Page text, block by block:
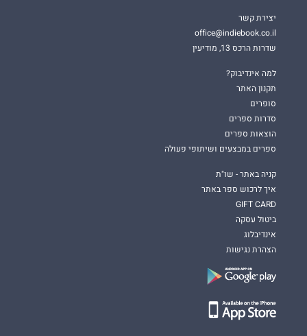
יצירת קשר
office@indiebook.co.il
שדרות הרכס 13, מודיעין
למה אינדיבוק?
תקנון האתר
סופרים
סדרות ספרים
הוצאות ספרים
ספרים במבצעים ושיתופי פעולה
קניה באתר - שו"ת
איך לרכוש ספר באתר
GIFT CARD
ביטול עסקה
אינדיבלוג
הצהרת נגישות